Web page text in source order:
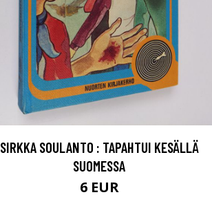
SIRKKA SOULANTO : TAPAHTUI KESÄLLÄ
SUOMESSA
6 EUR